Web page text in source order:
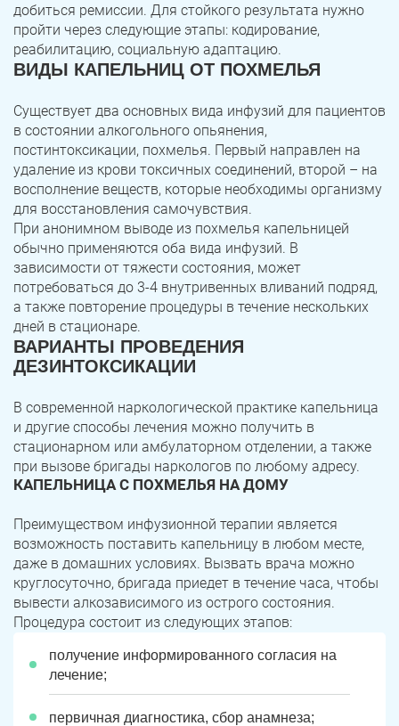
добиться ремиссии. Для стойкого результата нужно
пройти через следующие этапы: кодирование,
реабилитацию, социальную адаптацию.
ВИДЫ КАПЕЛЬНИЦ ОТ ПОХМЕЛЬЯ
Существует два основных вида инфузий для пациентов
в состоянии алкогольного опьянения,
постинтоксикации, похмелья. Первый направлен на
удаление из крови токсичных соединений, второй – на
восполнение веществ, которые необходимы организму
для восстановления самочувствия.
При анонимном выводе из похмелья капельницей
обычно применяются оба вида инфузий. В
зависимости от тяжести состояния, может
потребоваться до 3-4 внутривенных вливаний подряд,
а также повторение процедуры в течение нескольких
дней в стационаре.
ВАРИАНТЫ ПРОВЕДЕНИЯ
ДЕЗИНТОКСИКАЦИИ
В современной наркологической практике капельница
и другие способы лечения можно получить в
стационарном или амбулаторном отделении, а также
при вызове бригады наркологов по любому адресу.
КАПЕЛЬНИЦА С ПОХМЕЛЬЯ НА ДОМУ
Преимуществом инфузионной терапии является
возможность поставить капельницу в любом месте,
даже в домашних условиях. Вызвать врача можно
круглосуточно, бригада приедет в течение часа, чтобы
вывести алкозависимого из острого состояния.
Процедура состоит из следующих этапов:
получение информированного согласия на
лечение;
первичная диагностика, сбор анамнеза;